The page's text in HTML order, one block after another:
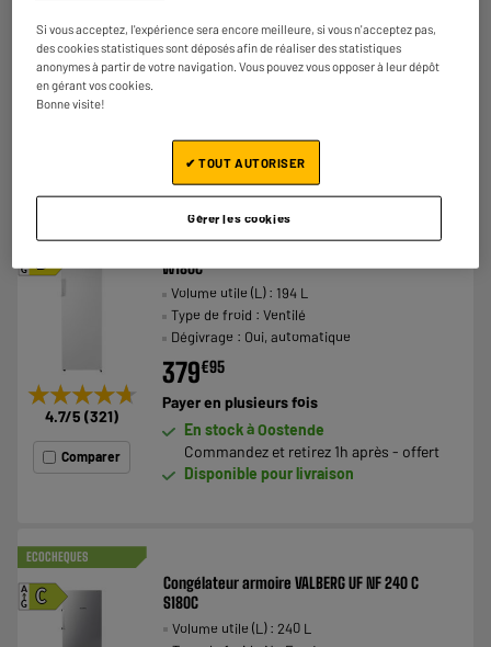
★★★★★
★★★★★
4.4/5(69)
199
Payer enplusieurs fois
D
G
★★★★★
★★★★★
4.7/5 (321)
Comparer
W180C
Volume utile (L) : 194 L
Type de froid : Ventilé
Dégivrage : Oui, automatique
379€95
Payer enplusieurs fois
En stock à Oostende
Commandez et retirez 1h après - offert
Disponible pour livraison
ECOCHEQUES
C
A
G
Congélateur armoire VALBERG UF NF 240 C
S180C
Volume utile (L) : 240 L
Si vous acceptez, l'expérience sera encore meilleure, si vous n'acceptez pas,
des cookies statistiques sont déposés afin de réaliser des statistiques
anonymes à partir de votre navigation. Vous pouvez vous opposer à leur dépôt
en gérant vos cookies.
Bonne visite!
Gérer les cookies
✔ TOUT AUTORISER